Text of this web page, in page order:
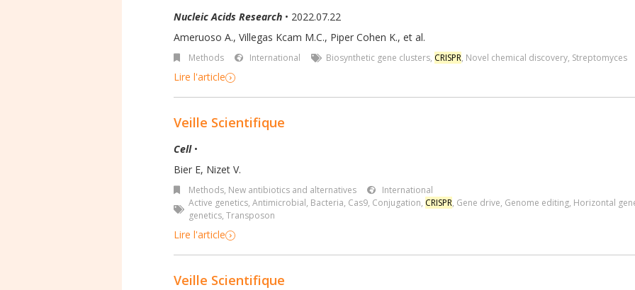
Nucleic Acids Research • 2022.07.22
Ameruoso A., Villegas Kcam M.C., Piper Cohen K., et al.
Methods International Biosynthetic gene clusters, CRISPR, Novel chemical discovery, Streptomyces
Lire l'article
Veille Scientifique
Cell•
Bier E, Nizet V.
Methods, New antibiotics and alternatives
International
Active genetics, Antimicrobial, Bacteria, Cas9, Conjugation, CRISPR, Gene drive, Genome editing, Horizontal
genetics, Transposon
Lire l'article
Veille Scientifique